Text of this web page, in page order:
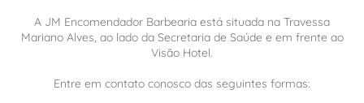
A JM Encomendador Barbearia está situada na Travessa
Mariano Alves, ao lado da Secretaria de Saúde e em frente ao
Visão Hotel.
Entre em contato conosco das seguintes formas: